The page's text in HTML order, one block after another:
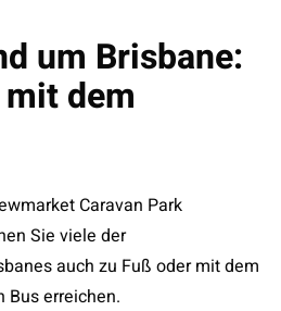
um Brisbane:
dem
Caravan Park
Sie viele der
auch zu Fuß oder mit dem
Bus erreichen.